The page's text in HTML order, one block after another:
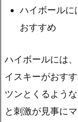
ハイボールに
おすすめ
ハイボールには
イスキーがおす
ツンとくるよう
と刺激が見事に